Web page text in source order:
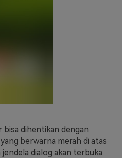
bisa dihentikan dengan
berwarna merah di atas
dialog akan terbuka.